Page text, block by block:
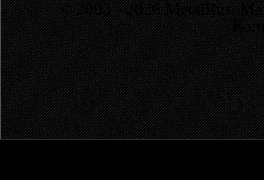
© 2003 - 2026 MetalRus.